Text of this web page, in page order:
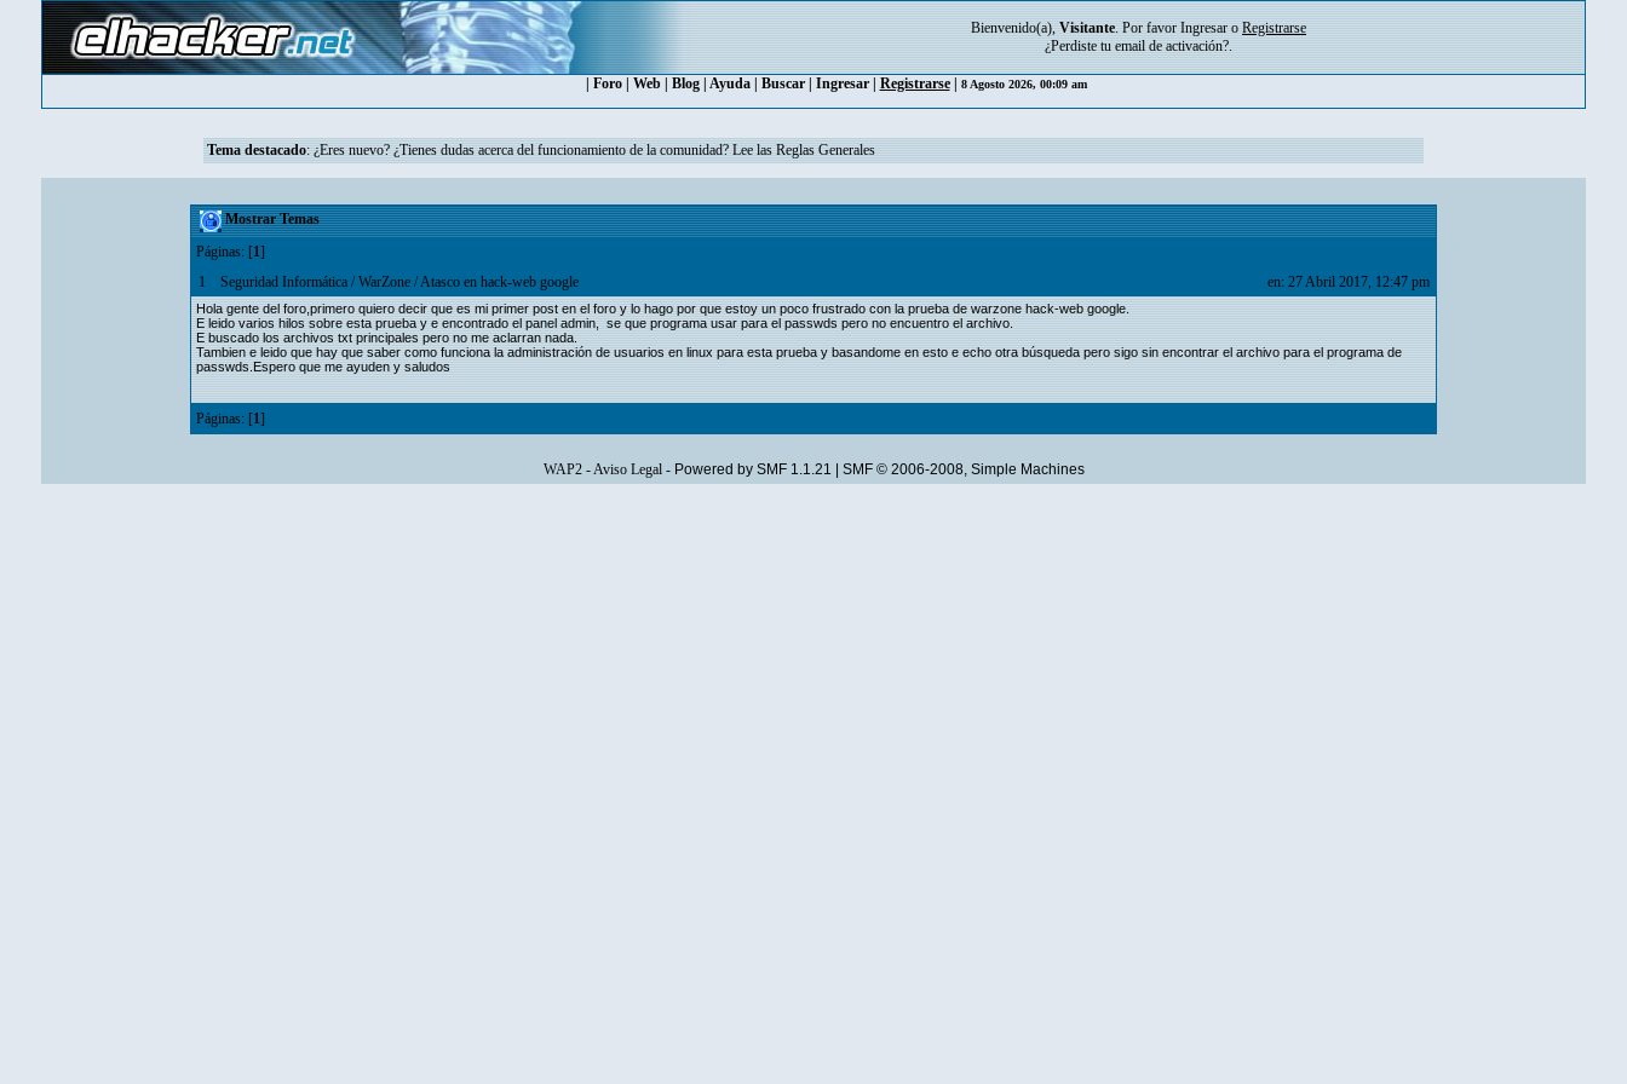
Bienvenido(a), Visitante. Por favor Ingresar o Registrarse
¿Perdiste tu email de activación?.
Foro| Web| Blog| Ayuda| Buscar| Ingresar| Registrarse| 8 Agosto 2026, 00:09 am
Tema destacado: ¿Eres nuevo? ¿Tienes dudas acerca del funcionamiento de la comunidad? Lee las Reglas Generales
Mostrar Temas
Páginas: [1]
1
Seguridad Informática /WarZone /Atasco en hack-web google en: 27 Abril 2017, 12:47 pm
Hola gente del foro,primero quiero decir que es mi primer post en el foro y lo hago por que estoy un poco frustrado con la prueba de warzone hack-web google.
E leido varios hilos sobre esta prueba y e encontrado el panel admin, se que programa usar para el passwds pero no encuentro el archivo.
E buscado los archivos txt principales pero no me aclarran nada.
Tambien e leido que hay que saber como funciona la administración de usuarios en linux para esta prueba y basandome en esto e echo otra búsqueda pero sigo sin encontrar el archivo para el programa de
passwds.Espero que me ayuden y saludos
Páginas: [1]
WAP2-Aviso Legal- Powered by SMF 1.1.21 SMF © 2006-2008, Simple Machines